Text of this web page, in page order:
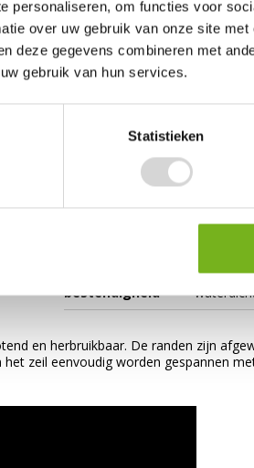
personaliseren, om functies voor
over uw gebruik van onze site
deze gegevens combineren met
gebruik van hun services.
Statistieken
Garantieperiode
geen op
Uitvoering
met op
mm
rondom
hoeken
bestendigheid
en herbruikbaar. De randen zijn
zeil eenvoudig worden gespannen